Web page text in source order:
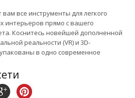
все инструменты для легкого
интерьеров прямо с вашего
Коснитесь новейшей дополненной
реальности (VR) и 3D-
в одно современное